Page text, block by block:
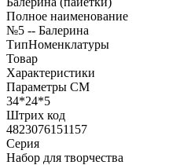
Полное наименование
№5 -- Балерина
ТипНоменклатуры
Товар
Характеристики
Параметры СМ
34*24*5
Штрих код
4823076151157
Серия
Набор для творчества